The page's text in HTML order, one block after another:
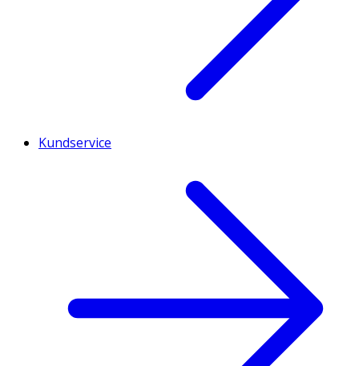
Kundservice